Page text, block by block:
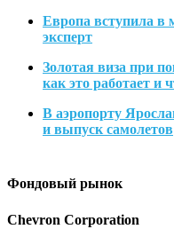
Европа вступила в
эксперт
Золотая виза при
как это работает и
В аэропорту
и выпуск самолетов
Фондовый рынок
Chevron Corporation